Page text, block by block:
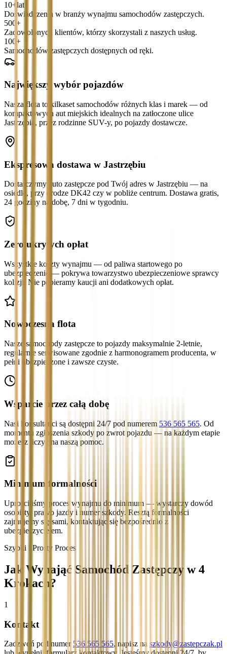
10+ lat
Doświadczenia w branży wynajmu samochodów zastępczych.
500+
Zadowolonych klientów, którzy skorzystali z naszych usług.
100+
Samochodów zastępczych dostępnych od ręki.
Największy wybór pojazdów
Nasza flota to kilkaset samochodów różnych klas i marek — od
kompaktowych aut miejskich idealnych na zatłoczone ulice
Jastrzębia, przez rodzinne SUV-y, po pojazdy dostawcze.
Ekspresowa dostawa w Jastrzębiu
Dostarczymy auto zastępcze pod Twój adres w Jastrzębiu — na
osiedle, przy drodze DK42 czy w pobliże centrum. Dostawa gratis,
24 godziny na dobę, 7 dni w tygodniu.
Zero ukrytych opłat
Wszystkie koszty wynajmu — od paliwa startowego po
ubezpieczenie — pokrywa towarzystwo ubezpieczeniowe sprawcy
kolizji. Nie pobieramy kaucji ani dodatkowych opłat.
Nowoczesna flota
Nasze samochody zastępcze to pojazdy maksymalnie 2-letnie,
regularnie serwisowane zgodnie z harmonogramem producenta, w
pełni ubezpieczone i zawsze czyste.
Wsparcie przez całą dobę
Nasi konsultanci są dostępni 24/7 pod numerem 536 565 565. Od
momentu zgłoszenia szkody po zwrot pojazdu — na każdym etapie
możesz liczyć na naszą pomoc.
Minimum formalności
Uprościliśmy proces wynajmu do minimum — wystarczy dowód
osobisty, prawo jazdy i numer szkody. Resztą formalności
zajmujemy się sami, kontaktując się bezpośrednio z
ubezpieczycielem.
Szybki i Prosty Proces
Jak Wynająć Samochód Zastępczy w 4
Krokach?
1
Kontakt
Zadzwoń pod numer 536 565 565, napisz na szkody@zastepczak.pl